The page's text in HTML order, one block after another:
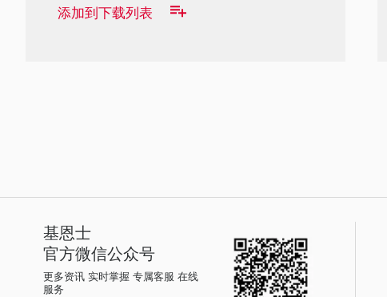
添加到下载列表
基恩士
官方微信公众号
更多资讯 实时掌握 专属客服 在线
服务